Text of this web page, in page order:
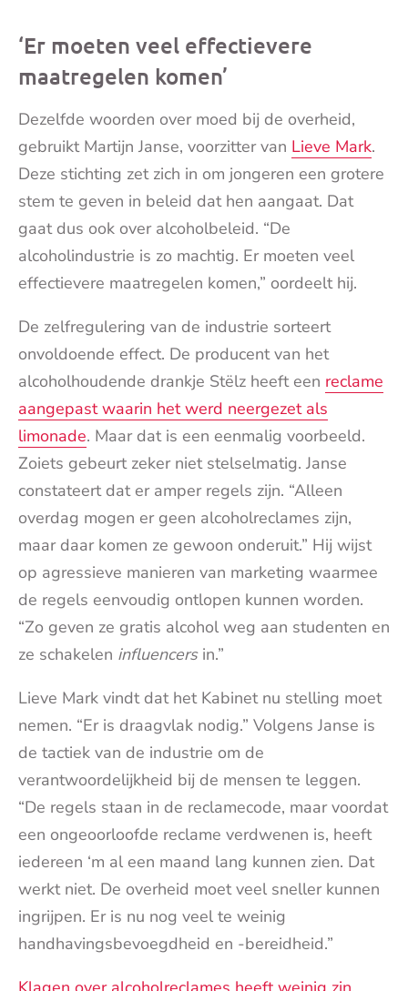
‘Er moeten veel effectievere
maatregelen komen’
Dezelfde woorden over moed bij de overheid,
gebruikt Martijn Janse, voorzitter van Lieve Mark.
Deze stichting zet zich in om jongeren een grotere
stem te geven in beleid dat hen aangaat. Dat
gaat dus ook over alcoholbeleid. “De
alcoholindustrie is zo machtig. Er moeten veel
effectievere maatregelen komen,” oordeelt hij.
De zelfregulering van de industrie sorteert
onvoldoende effect. De producent van het
alcoholhoudende drankje Stëlz heeft een reclame
aangepast waarin het werd neergezet als
limonade. Maar dat is een eenmalig voorbeeld.
Zoiets gebeurt zeker niet stelselmatig. Janse
constateert dat er amper regels zijn. “Alleen
overdag mogen er geen alcoholreclames zijn,
maar daar komen ze gewoon onderuit.” Hij wijst
op agressieve manieren van marketing waarmee
de regels eenvoudig ontlopen kunnen worden.
“Zo geven ze gratis alcohol weg aan studenten en
ze schakelen influencersin.”
Lieve Mark vindt dat het Kabinet nu stelling moet
nemen. “Er is draagvlak nodig.” Volgens Janse is
de tactiek van de industrie om de
verantwoordelijkheid bij de mensen te leggen.
“De regels staan in de reclamecode, maar voordat
een ongeoorloofde reclame verdwenen is, heeft
iedereen ‘m al een maand lang kunnen zien. Dat
werkt niet. De overheid moet veel sneller kunnen
ingrijpen. Er is nu nog veel te weinig
handhavingsbevoegdheid en -bereidheid.”